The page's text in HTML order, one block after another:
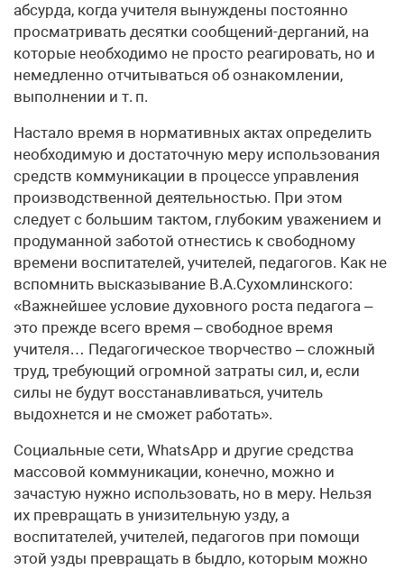
абсурда, когда учителя вынуждены постоянно
просматривать десятки сообщений-дерганий, на
которые необходимо не просто реагировать, но и
немедленно отчитываться об ознакомлении,
выполнении и т. п.
Настало время в нормативных актах определить
необходимую и достаточную меру использования
средств коммуникации в процессе управления
производственной деятельностью. При этом
следует с большим тактом, глубоким уважением и
продуманной заботой отнестись к свободному
времени воспитателей, учителей, педагогов. Как не
вспомнить высказывание В.А.Сухомлинского:
«Важнейшее условие духовного роста педагога –
это прежде всего время – свободное время
учителя… Педагогическое творчество – сложный
труд, требующий огромной затраты сил, и, если
силы не будут восстанавливаться, учитель
выдохнется и не сможет работать».
Социальные сети, WhatsApp и другие средства
массовой коммуникации, конечно, можно и
зачастую нужно использовать, но в меру. Нельзя
их превращать в унизительную узду, а
воспитателей, учителей, педагогов при помощи
этой узды превращать в быдло, которым можно